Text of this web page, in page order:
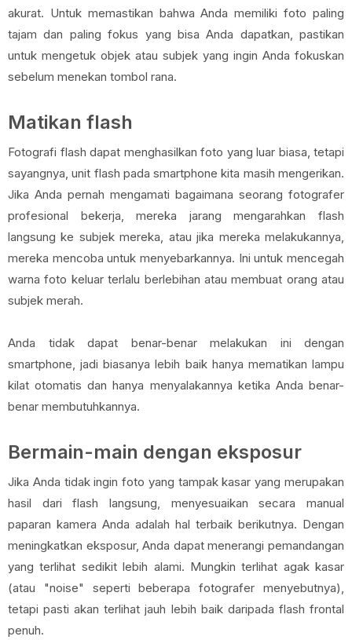
akurat. Untuk memastikan bahwa Anda memiliki foto paling
tajam dan paling fokus yang bisa Anda dapatkan, pastikan
untuk mengetuk objek atau subjek yang ingin Anda fokuskan
sebelum menekan tombol rana.
Matikan flash
Fotografi flash dapat menghasilkan foto yang luar biasa, tetapi
sayangnya, unit flash pada smartphone kita masih mengerikan.
Jika Anda pernah mengamati bagaimana seorang fotografer
profesional bekerja, mereka jarang mengarahkan flash
langsung ke subjek mereka, atau jika mereka melakukannya,
mereka mencoba untuk menyebarkannya. Ini untuk mencegah
warna foto keluar terlalu berlebihan atau membuat orang atau
subjek merah.
Anda tidak dapat benar-benar melakukan ini dengan
smartphone, jadi biasanya lebih baik hanya mematikan lampu
kilat otomatis dan hanya menyalakannya ketika Anda benar-
benar membutuhkannya.
Bermain-main dengan eksposur
Jika Anda tidak ingin foto yang tampak kasar yang merupakan
hasil dari flash langsung, menyesuaikan secara manual
paparan kamera Anda adalah hal terbaik berikutnya. Dengan
meningkatkan eksposur, Anda dapat menerangi pemandangan
yang terlihat sedikit lebih alami. Mungkin terlihat agak kasar
(atau "noise" seperti beberapa fotografer menyebutnya),
tetapi pasti akan terlihat jauh lebih baik daripada flash frontal
penuh.